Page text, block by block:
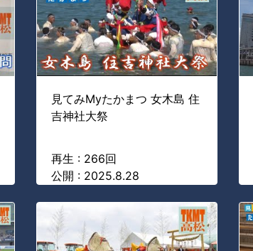
見てみMyたかまつ 女木島 住
吉神社大祭
再生 : 266回
公開 : 2025.8.28